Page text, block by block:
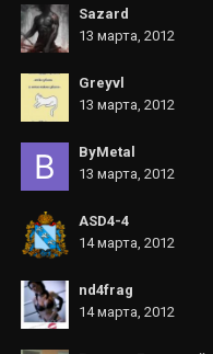
Sazard
13 марта, 2012
Greyvl
13 марта, 2012
ByMetal
13 марта, 2012
ASD4-4
14 марта, 2012
nd4frag
14 марта, 2012